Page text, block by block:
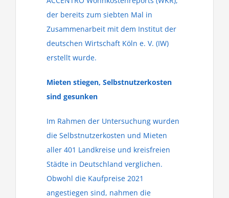
der bereits zum siebten Mal in
Zusammenarbeit mit dem Institut der
deutschen Wirtschaft Köln e. V. (IW)
erstellt wurde.
Mieten stiegen, Selbstnutzerkosten
sind gesunken
Im Rahmen der Untersuchung wurden
die Selbstnutzerkosten und Mieten
aller 401 Landkreise und kreisfreien
Städte in Deutschland verglichen.
Obwohl die Kaufpreise 2021
angestiegen sind, nahmen die